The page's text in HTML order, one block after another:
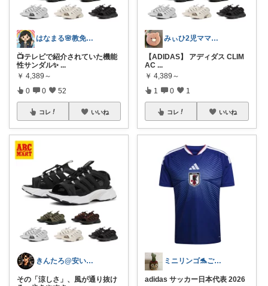
はなまる🌸教免ママの、心地よい暮らし。
📺テレビで紹介されていた機能
性サンダル✨ ...
￥ 4,389～
0 0 52
コレ いいね
きんたろ@安いだけじゃ物足りない
その「涼しさ」、風が通り抜け
みぃひ2児ママ＊ご購入感謝です♡
【ADIDAS】 アディダス CLIM
AC ...
￥ 4,389～
1 0 1
コレ いいね
ミニリンゴ🐬ご縁に感謝🌻ありがとう
adidas サッカー日本代表 2026